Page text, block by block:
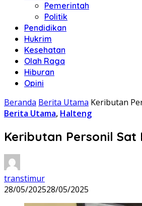
Pemerintah
Politik
Pendidikan
Hukrim
Kesehatan
Olah Raga
Hiburan
Opini
Beranda Berita Utama Keributan
Berita Utama, Halteng
Keributan Personil
transtimur
28/05/202528/05/2025